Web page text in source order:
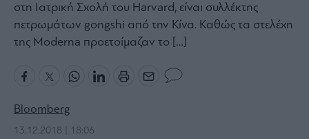
The
Room
My
Story
στη Ιατρική Σχολή του Harvard, είναι συλλέκτης
πετρωμάτων gongshi από την Κίνα. Καθώς τα στελέχη
της Moderna προετοίμαζαν το […]
Bloomberg
13.12.2018 | 18:06